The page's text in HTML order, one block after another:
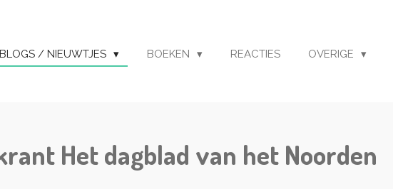
BLOGS / NIEUWTJES BOEKEN REACTIES OVERIGE
Het dagblad van het Noorden